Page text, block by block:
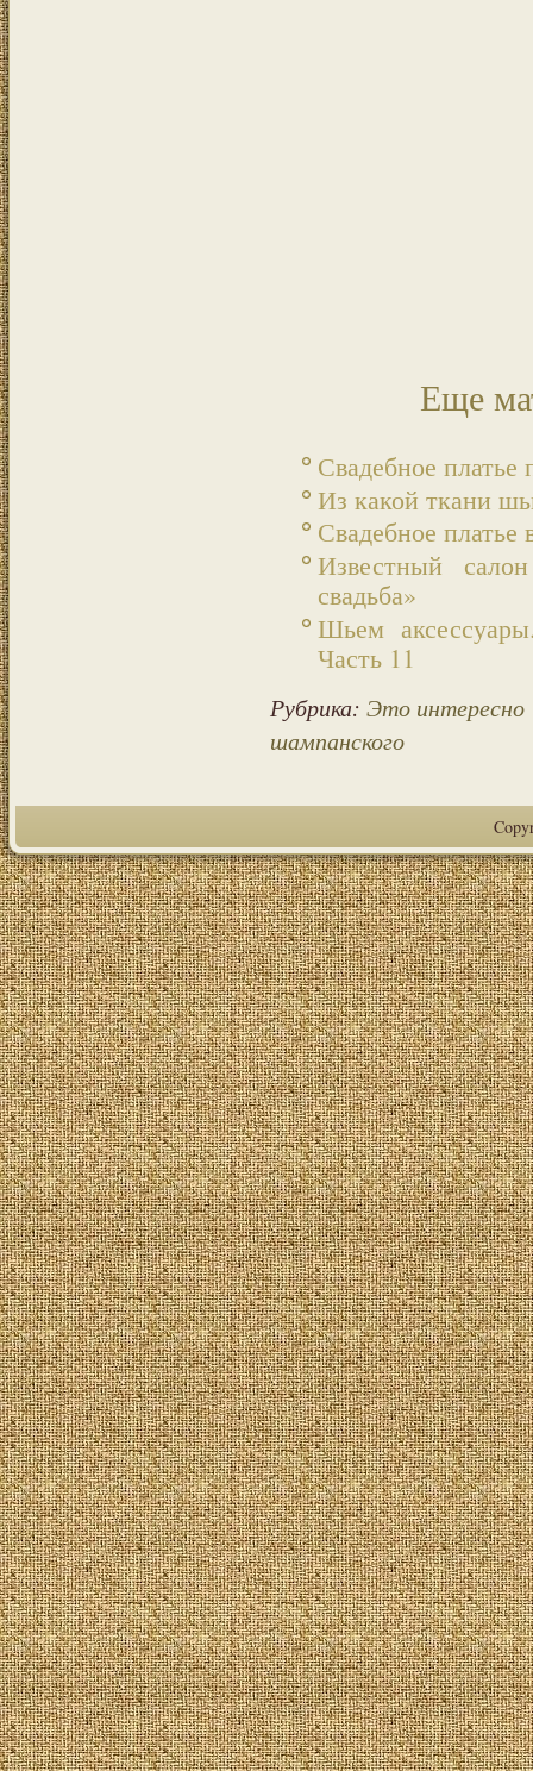
Еще
Свадебное платье
Из какой ткани
Свадебное платье
Известный
свадьба»
Шьем
Часть 11
Рубрика: Это интересно
шампанского